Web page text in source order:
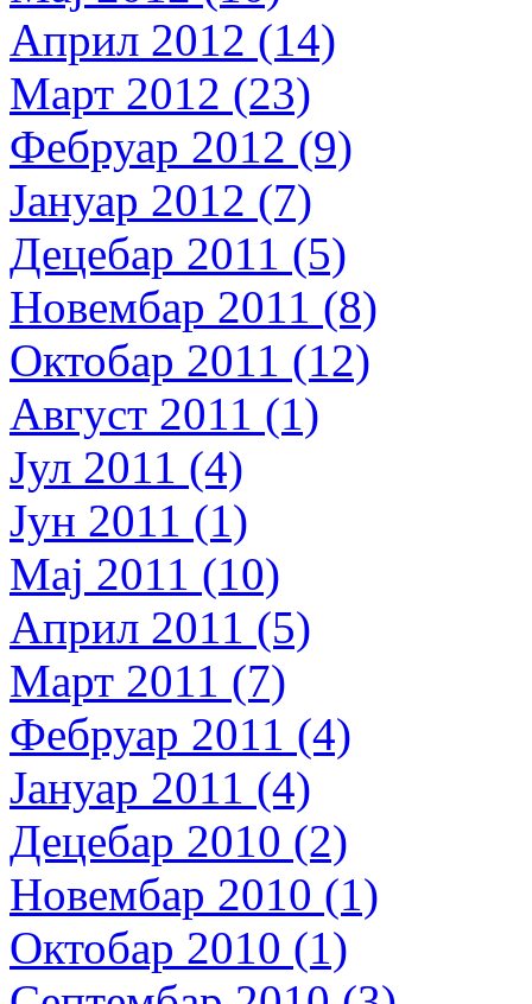
Април 2012 (14)
Март 2012 (23)
Фебруар 2012 (9)
Јануар 2012 (7)
Децебар 2011 (5)
Новембар 2011 (8)
Октобар 2011 (12)
Август 2011 (1)
Јул 2011 (4)
Јун 2011 (1)
Мај 2011 (10)
Април 2011 (5)
Март 2011 (7)
Фебруар 2011 (4)
Јануар 2011 (4)
Децебар 2010 (2)
Новембар 2010 (1)
Октобар 2010 (1)